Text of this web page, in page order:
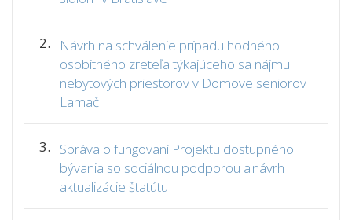
2.
Návrh na schválenie prípadu hodného
osobitného zreteľa týkajúceho sa nájmu
nebytových priestorov v Domove seniorov
Lamač
3.
Správa o fungovaní Projektu dostupného
bývania so sociálnou podporou a návrh
aktualizácie štatútu